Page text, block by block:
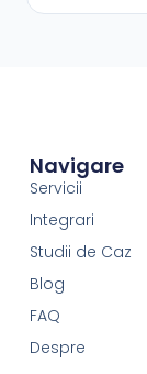
Navigare
Servicii
Integrari
Studii de Caz
Blog
FAQ
Despre